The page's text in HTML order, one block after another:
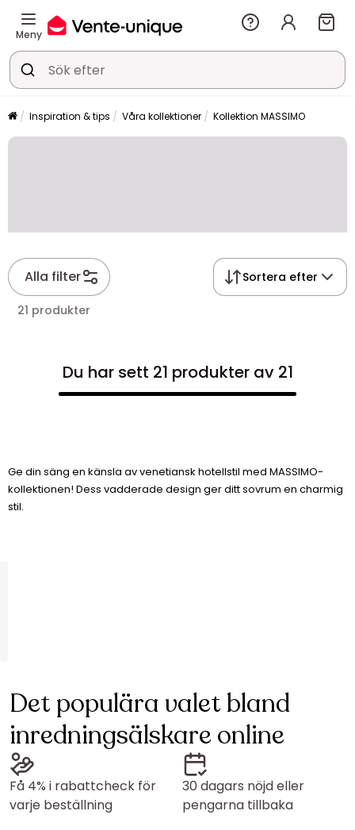
Meny
Inspiration & tips Våra kollektioner Kollektion MASSIMO
Alla filter Sortera efter
21 produkter
Du har sett 21 produkter av 21
Ge din säng en känsla av venetiansk hotellstil med MASSIMO-
kollektionen! Dess vadderade design ger ditt sovrum en charmig
stil.
Det populära valet bland
inredningsälskare online
Få 4% i rabattcheck för
varje beställning
30 dagars nöjd eller
pengarna tillbaka